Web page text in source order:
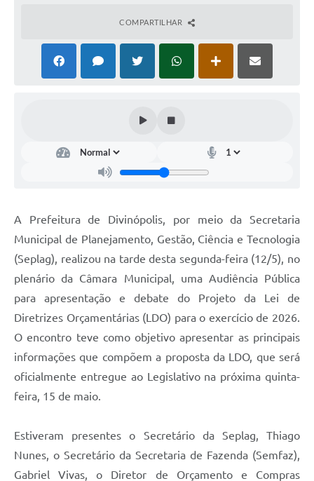
COMPARTILHAR
A Prefeitura de Divinópolis, por meio da Secretaria
Municipal de Planejamento, Gestão, Ciência e Tecnologia
(Seplag), realizou na tarde desta segunda-feira (12/5), no
plenário da Câmara Municipal, uma Audiência Pública
para apresentação e debate do Projeto da Lei de
Diretrizes Orçamentárias (LDO) para o exercício de 2026.
O encontro teve como objetivo apresentar as principais
informações que compõem a proposta da LDO, que será
oficialmente entregue ao Legislativo na próxima quinta-
feira, 15 de maio.
Estiveram presentes o Secretário da Seplag, Thiago
Nunes, o Secretário da Secretaria de Fazenda (Semfaz),
Gabriel Vivas, o Diretor de Orçamento e Compras